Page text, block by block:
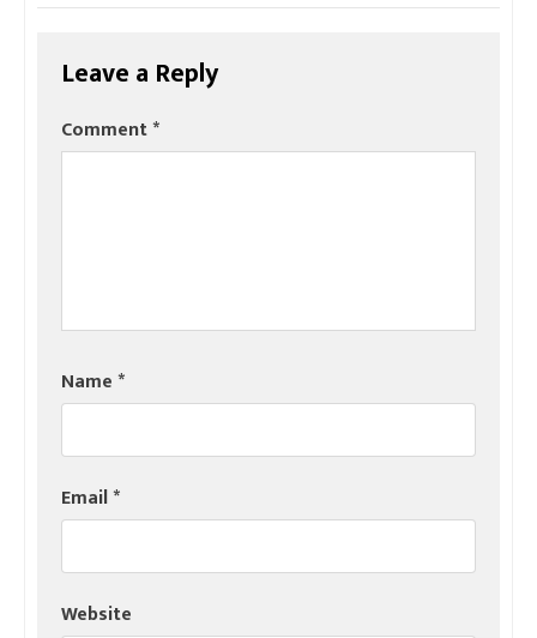
Leave a Reply
Comment*
Name*
Email*
Website